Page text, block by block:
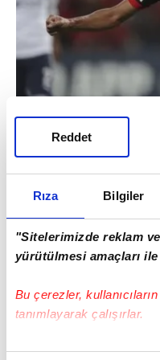
Rıza Bilgiler
"Sitelerimizde reklam
yürütülmesi amaçları
Bu çerezler,
tanımlayarak çalışırlar.
Bu çerezlere izin
Reddet
Galatasaray'ın
ilgilendiği ancak
hatırlatıldı.